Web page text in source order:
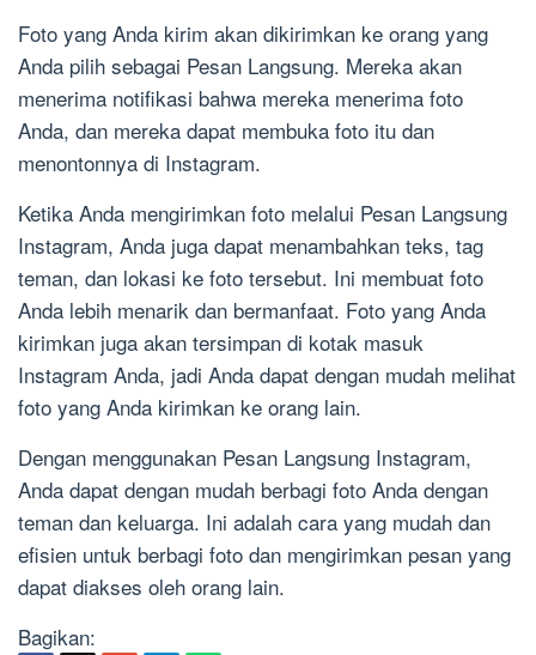
Foto yang Anda kirim akan dikirimkan ke orang yang
Anda pilih sebagai Pesan Langsung. Mereka akan
menerima notifikasi bahwa mereka menerima foto
Anda, dan mereka dapat membuka foto itu dan
menontonnya di Instagram.
Ketika Anda mengirimkan foto melalui Pesan Langsung
Instagram, Anda juga dapat menambahkan teks, tag
teman, dan lokasi ke foto tersebut. Ini membuat foto
Anda lebih menarik dan bermanfaat. Foto yang Anda
kirimkan juga akan tersimpan di kotak masuk
Instagram Anda, jadi Anda dapat dengan mudah melihat
foto yang Anda kirimkan ke orang lain.
Dengan menggunakan Pesan Langsung Instagram,
Anda dapat dengan mudah berbagi foto Anda dengan
teman dan keluarga. Ini adalah cara yang mudah dan
efisien untuk berbagi foto dan mengirimkan pesan yang
dapat diakses oleh orang lain.
Bagikan: